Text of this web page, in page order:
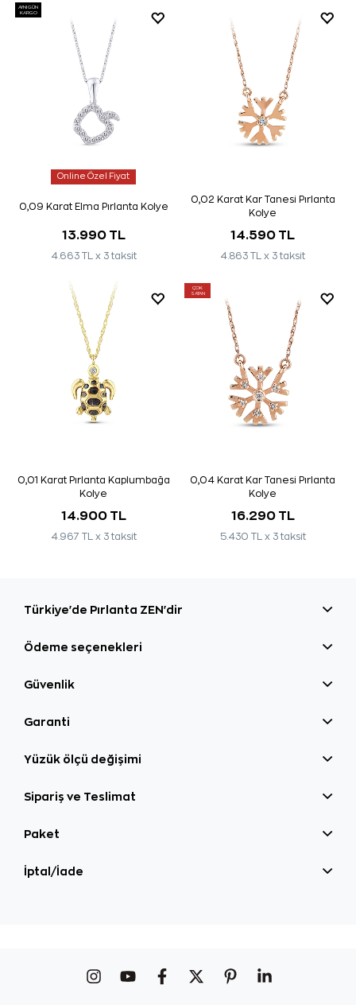
AYNI GÜN
KARGO
Online Özel Fiyat
0,09 Karat Elma Pırlanta Kolye
13.990 TL
4.663 TL x 3 taksit
0,02 Karat Kar Tanesi Pırlanta
Kolye
14.590 TL
4.863 TL x 3 taksit
0,01 Karat Pırlanta Kaplumbağa
Kolye
14.900 TL
4.967 TL x 3 taksit
ÇOK
SATAN
0,04 Karat Kar Tanesi Pırlanta
Kolye
16.290 TL
5.430 TL x 3 taksit
Türkiye'de Pırlanta ZEN'dir
Ödeme seçenekleri
Güvenlik
Garanti
Yüzük ölçü değişimi
Sipariş ve Teslimat
Paket
İptal/İade